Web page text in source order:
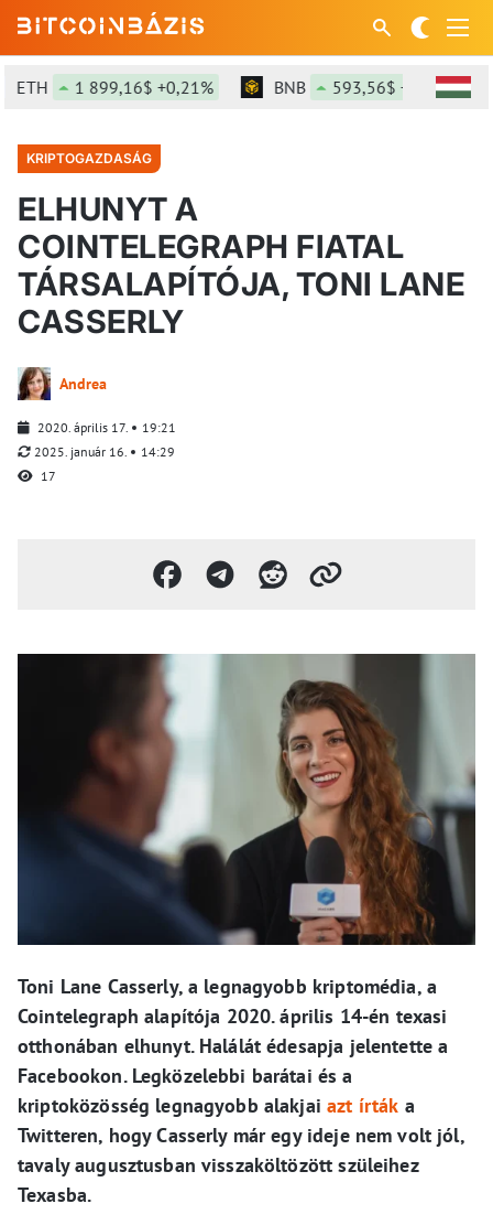
1 899,16$ +0,21% BNB 593,56$ +0,06%
KRIPTOGAZDASÁG
ELHUNYT A
COINTELEGRAPH FIATAL
TÁRSALAPÍTÓJA, TONI LANE
CASSERLY
Andrea
2020. április 17.
19:21
2025. január 16.
14:29
17
Toni Lane Casserly, a legnagyobb kriptomédia, a
Cointelegraph alapítója 2020. április 14-én texasi
otthonában elhunyt. Halálát édesapja jelentette a
Facebookon. Legközelebbi barátai és a
kriptoközösség legnagyobb alakjaiazt írták a
Twitteren, hogy Casserly már egy ideje nem volt jól,
tavaly augusztusban visszaköltözött szüleihez
Texasba.